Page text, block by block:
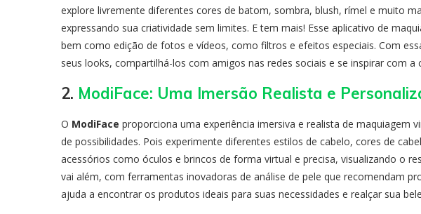
explore livremente diferentes cores de batom, sombra, blush, rímel e muito
expressando sua criatividade sem limites. E tem mais! Esse aplicativo de
bem como edição de fotos e vídeos, como filtros e efeitos especiais. Com
seus looks, compartilhá-los com amigos nas redes sociais e se inspirar com a
2. ModiFace: Uma Imersão Realista e
O ModiFace proporciona uma experiência imersiva e realista de maquiagem
de possibilidades. Pois experimente diferentes estilos de cabelo, cores de
acessórios como óculos e brincos de forma virtual e precisa, visualizando o
vai além, com ferramentas inovadoras de análise de pele que recomendam
ajuda a encontrar os produtos ideais para suas necessidades e realçar sua